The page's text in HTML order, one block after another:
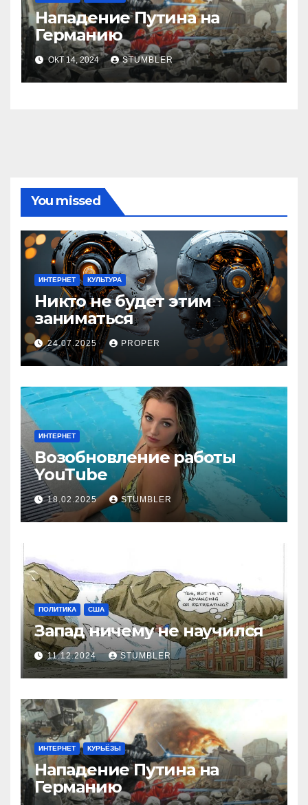
Нападение Путина на
Германию
ОКТ 14, 2024 STUMBLER
You missed
ИНТЕРНЕТ КУЛЬТУРА
Никто не будет этим
заниматься
24.07.2025 PROPER
ИНТЕРНЕТ
Возобновление работы
YouТube
18.02.2025 STUMBLER
ПОЛИТИКА США
Запад ничему не научился
11.12.2024 STUMBLER
ИНТЕРНЕТ КУРЬЁЗЫ
Нападение Путина на
Германию